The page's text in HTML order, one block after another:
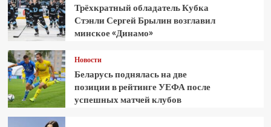
Трёхкратный обладатель Кубка
Стэнли Сергей Брылин возглавил
минское «Динамо»
Новости
Беларусь поднялась на две
позиции в рейтинге УЕФА после
успешных матчей клубов